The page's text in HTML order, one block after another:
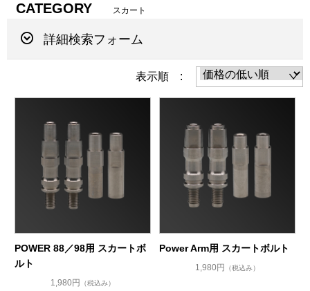
CATEGORY スカート
詳細検索フォーム
表示順 :
POWER 88／98用 スカートボ
ルト
1,980円 （税込み）
Power Arm用 スカートボルト
1,980円 （税込み）